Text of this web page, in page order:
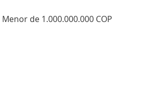
Menor de 1.000.000.000 COP